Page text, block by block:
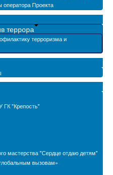
оператора Проекта
террора
терроризма и
ГК "Крепость"
мастерства "Сердце отдаю детям"
вызовам»